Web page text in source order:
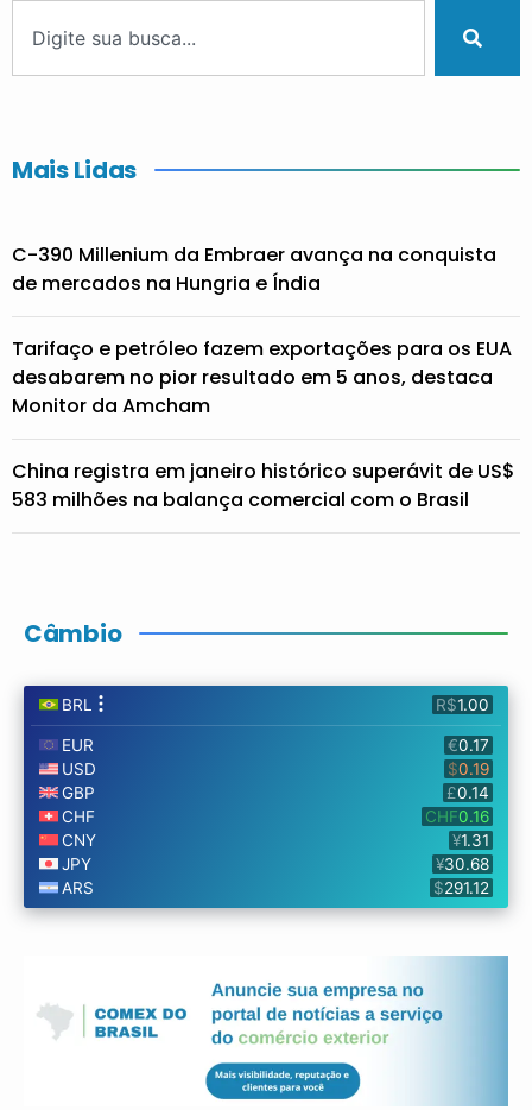
Mais Lidas
C-390 Millenium da Embraer avança na conquista
de mercados na Hungria e Índia
Tarifaço e petróleo fazem exportações para os EUA
desabarem no pior resultado em 5 anos, destaca
Monitor da Amcham
China registra em janeiro histórico superávit de US$
583 milhões na balança comercial com o Brasil
Câmbio